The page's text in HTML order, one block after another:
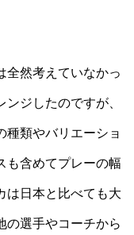
全然考えていなかっ
ジしたのですが、
種類やバリエーショ
も含めてプレーの幅
は日本と比べても大
の選手やコーチから